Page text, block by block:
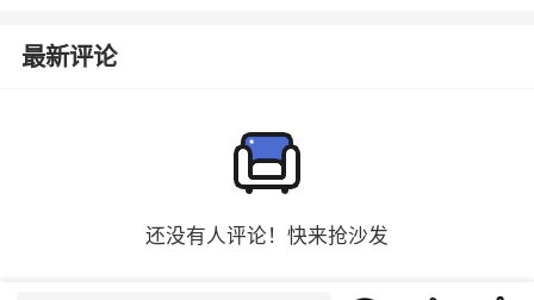
最新评论
还没有人评论！快来抢沙发